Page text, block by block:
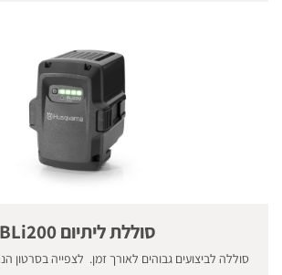
סוללת ליתיום BLi200
סוללה לביצועים גבוהים לאורך זמן. לצפייה בסרטון